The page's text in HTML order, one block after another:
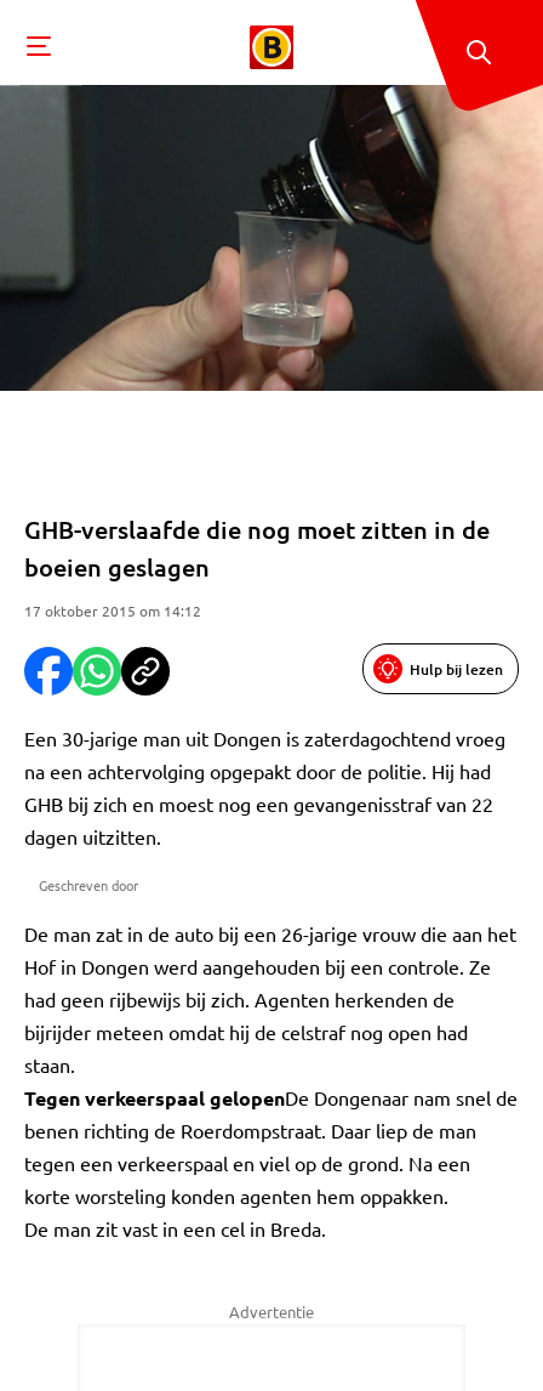
GHB-verslaafde die nog moet zitten in de
boeien geslagen
17 oktober 2015 om 14:12
Hulp bij lezen
Een 30-jarige man uit Dongen is zaterdagochtend vroeg
na een achtervolging opgepakt door de politie. Hij had
GHB bij zich en moest nog een gevangenisstraf van 22
dagen uitzitten.
Geschreven door
De man zat in de auto bij een 26-jarige vrouw die aan het
Hof in Dongen werd aangehouden bij een controle. Ze
had geen rijbewijs bij zich. Agenten herkenden de
bijrijder meteen omdat hij de celstraf nog open had
staan.
Tegen verkeerspaal gelopenDe Dongenaar nam snel de
benen richting de Roerdompstraat. Daar liep de man
tegen een verkeerspaal en viel op de grond. Na een
korte worsteling konden agenten hem oppakken.
De man zit vast in een cel in Breda.
Advertentie